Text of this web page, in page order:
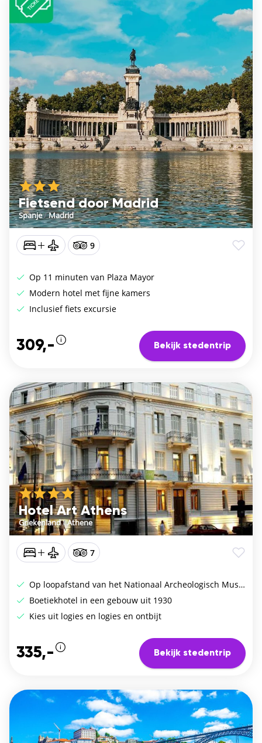
Fietsend door Madrid
Spanje/Madrid
9
Op 11 minuten van Plaza Mayor
Modern hotel met fijne kamers
Inclusief fiets excursie
309,- Bekijk stedentrip
Hotel Art Athens
Griekenland/Athene
7
Op loopafstand van het Nationaal Archeologisch Museum
Boetiekhotel in een gebouw uit 1930
Kies uit logies en logies en ontbijt
335,- Bekijk stedentrip